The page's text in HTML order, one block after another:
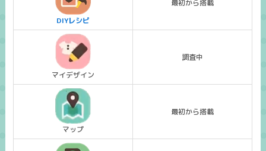
DIYレシピ
最初から搭載
マイデザイン
調査中
マップ
最初から搭載